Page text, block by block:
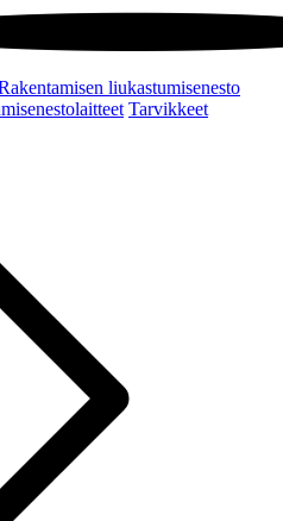
liukastumisenesto
Tarvikkeet